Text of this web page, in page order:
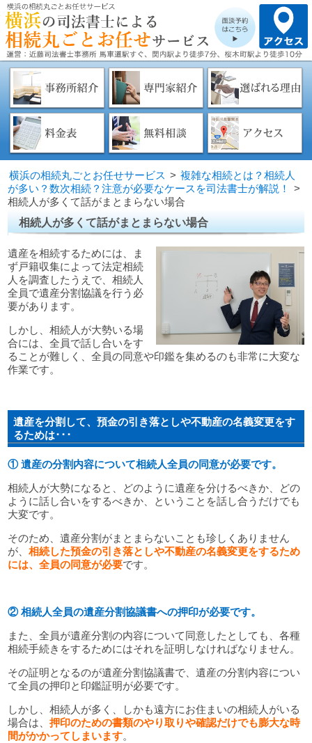
横浜の相続丸ごとお任せサービス > 複雑な相続とは？相続人
が多い？数次相続？注意が必要なケースを司法書士が解説！
>
相続人が多くて話がまとまらない場合
相続人が多くて話がまとまらない場合
遺産を相続するためには、ま
ず戸籍収集によって法定相続
人を調査したうえで、相続人
全員で遺産分割協議を行う必
要があります。
しかし、相続人が大勢いる場
合には、全員で話し合いをす
ることが難しく、全員の同意や印鑑を集めるのも非常に大変な
作業です。
遺産を分割して、預金の引き落としや不動産の名義変更をす
るためは･･･
① 遺産の分割内容について相続人全員の同意が必要です。
相続人が大勢になると、どのように遺産を分けるべきか、どの
ように話し合いをするべきか、ということを話し合うだけでも
大変です。
そのため、遺産分割がまとまらないことも珍しくありません
が、相続した預金の引き落としや不動産の名義変更をするため
には、全員の同意が必要です。
② 相続人全員の遺産分割協議書への押印が必要です。
また、全員が遺産分割の内容について同意したとしても、各種
相続手続きをするためにはそれを証明しなければなりません。
その証明となるのが遺産分割協議書で、遺産の分割内容につい
て全員の押印と印鑑証明が必要です。
しかし、相続人が多く、しかも遠方にお住まいの相続人がいる
場合は、押印のための書類のやり取りや確認だけでも膨大な時
間がかかってしまいます。